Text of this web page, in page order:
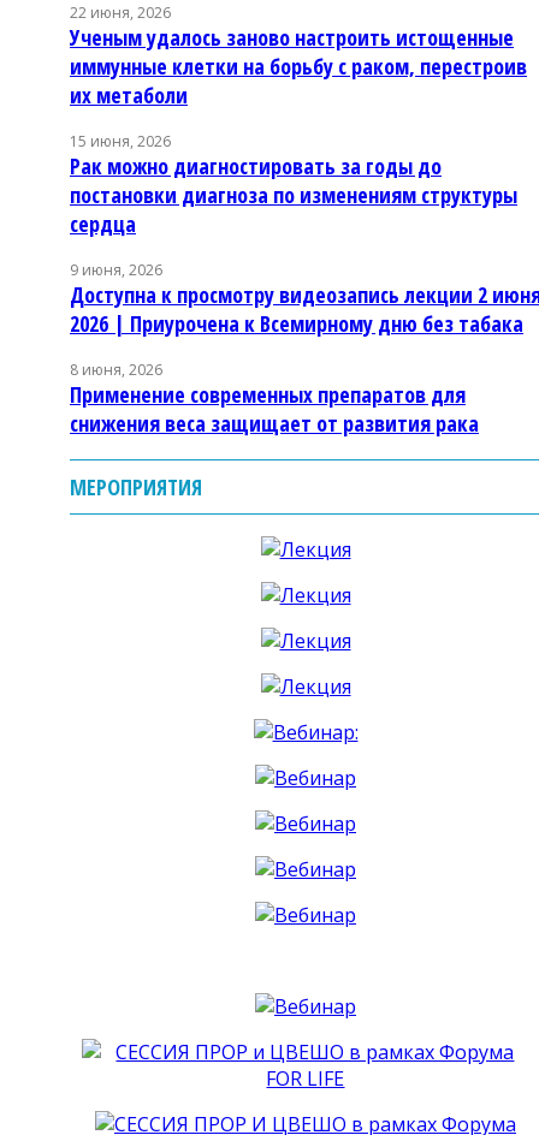
22 июня, 2026
Ученым удалось заново настроить истощенные
иммунные клетки на борьбу с раком, перестроив
их метаболи
15 июня, 2026
Рак можно диагностировать за годы до
постановки диагноза по изменениям структуры
сердца
9 июня, 2026
Доступна к просмотру видеозапись лекции 2
2026 | Приурочена к Всемирному дню без табака
8 июня, 2026
Применение современных препаратов для
снижения веса защищает от развития рака
МЕРОПРИЯТИЯ